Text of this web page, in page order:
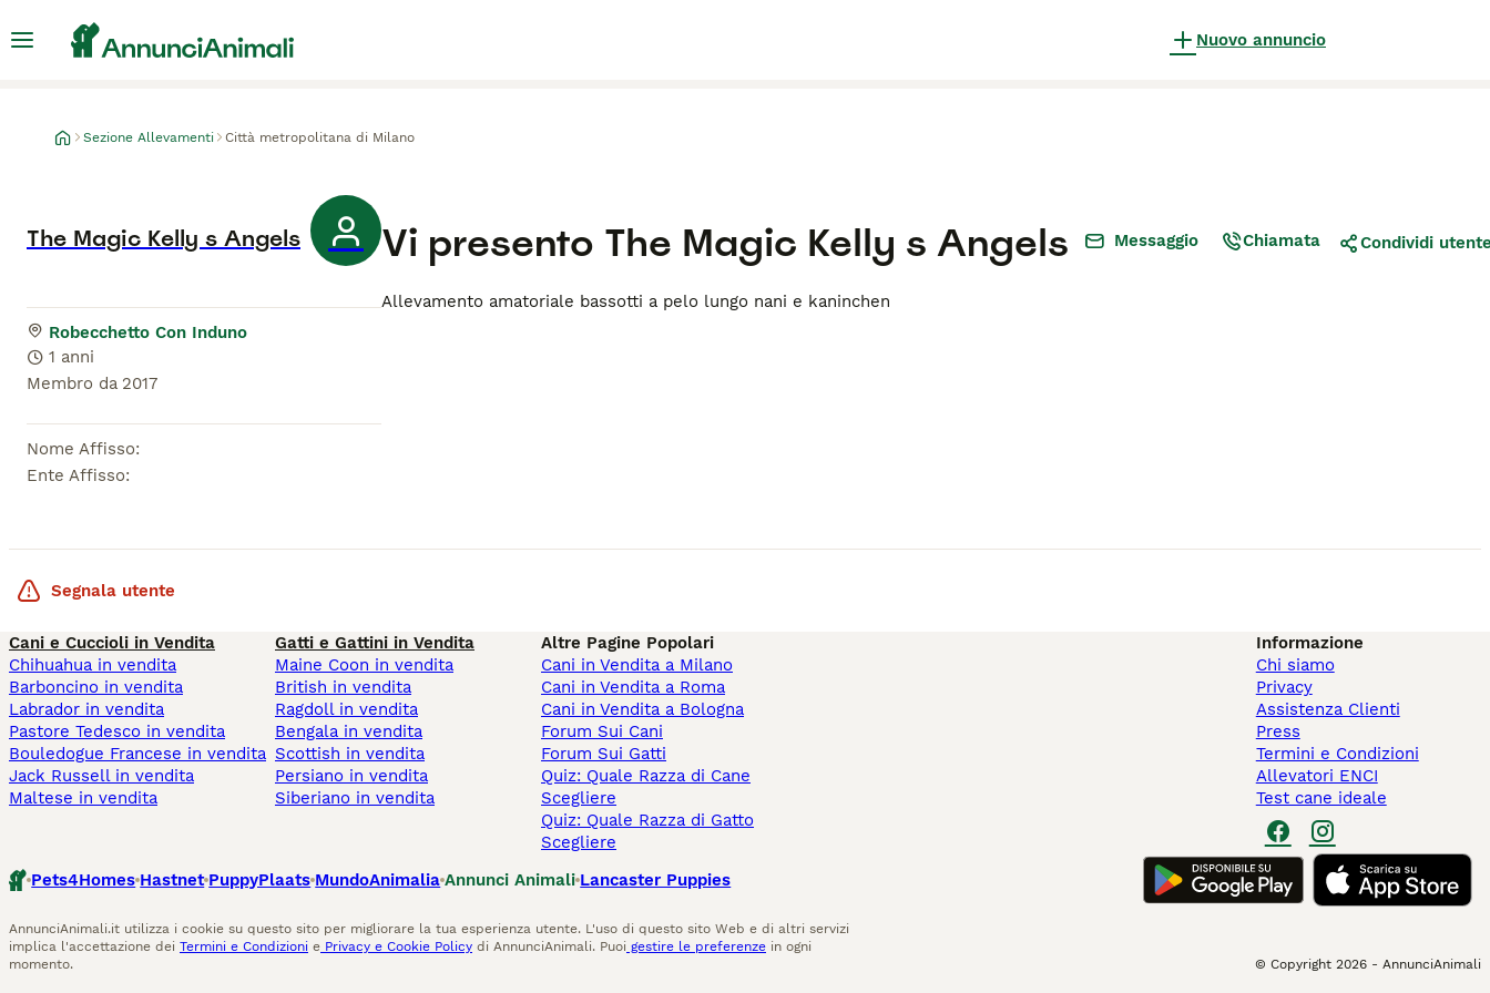
Nuovo annuncio
Sezione Allevamenti Città metropolitana di Milano
The Magic Kelly s Angels
Robecchetto Con Induno
1 anni
Membro da 2017
Nome Affisso:
Ente Affisso:
Vi presento The Magic Kelly s Angels Messaggio Chiamata Condividi
Allevamento amatoriale bassotti a pelo lungo nani e kaninchen
Segnala utente
Cani e Cuccioli in Vendita
Chihuahua in vendita
Barboncino in vendita
Labrador in vendita
Pastore Tedesco in vendita
Bouledogue Francese in vendita
Jack Russell in vendita
Maltese in vendita
Gatti e Gattini in Vendita
Maine Coon in vendita
British in vendita
Ragdoll in vendita
Bengala in vendita
Scottish in vendita
Persiano in vendita
Siberiano in vendita
Altre Pagine Popolari
Cani in Vendita a Milano
Cani in Vendita a Roma
Cani in Vendita a Bologna
Forum Sui Cani
Forum Sui Gatti
Quiz: Quale Razza di Cane
Scegliere
Quiz: Quale Razza di Gatto
Scegliere
Informazione
Chi siamo
Privacy
Assistenza Clienti
Press
Termini e Condizioni
Allevatori ENCI
Test cane ideale
Pets4Homes Hastnet PuppyPlaats MundoAnimalia Annunci Animali Lancaster Puppies
AnnunciAnimali.it utilizza i cookie su questo sito per migliorare la tua esperienza utente. L'uso di questo sito Web e di altri servizi
implica l'accettazione dei Termini e Condizioni e Privacy e Cookie Policy di AnnunciAnimali. Puoi gestire le preferenze in ogni
momento.
© Copyright 2026 - AnnunciAnimali